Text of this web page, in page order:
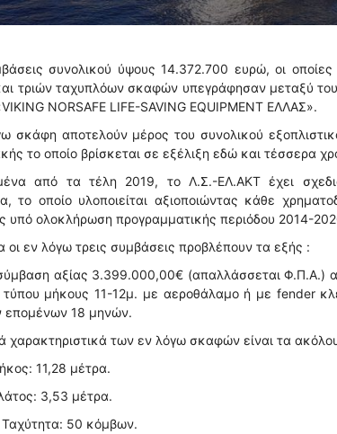
συνολικού ύψους 14.372.700 ευρώ, οι
τριών ταχυπλόων σκαφών υπεγράφησαν μεταξύ του
NORSAFE LIFE-SAVING EQUIPMENT ΕΛΛΑΣ».
σκάφη αποτελούν μέρος του συνολικού
το οποίο βρίσκεται σε εξέλιξη εδώ και τέσσερα
από τα τέλη 2019, το Λ.Σ.-ΕΛ.ΑΚΤ έχει
το οποίο υλοποιείται αξιοποιώντας κάθε
υπό ολοκλήρωση προγραμματικής περιόδου 2014-
οι εν λόγω τρεις συμβάσεις προβλέπουν τα εξής :
αξίας 3.399.000,00€ (απαλλάσσεται Φ.Π.Α.)
μήκους 11-12μ. με αεροθάλαμο ή με fender
επομένων 18 μηνών.
χαρακτηριστικά των εν λόγω σκαφών είναι τα
11,28 μέτρα.
3,53 μέτρα.
Ταχύτητα: 50 κόμβων.